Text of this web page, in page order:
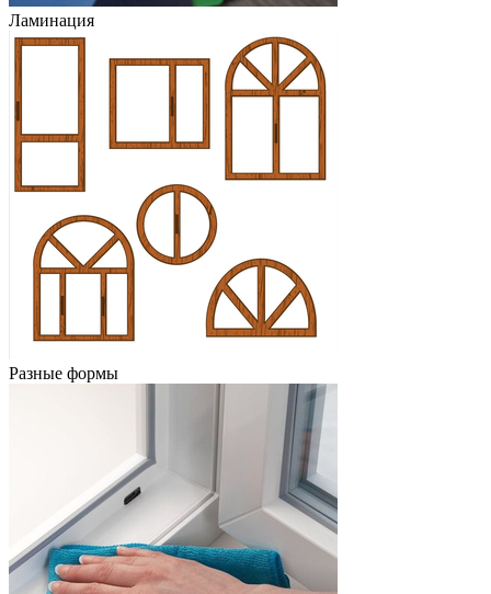
Ламинация
Разные формы